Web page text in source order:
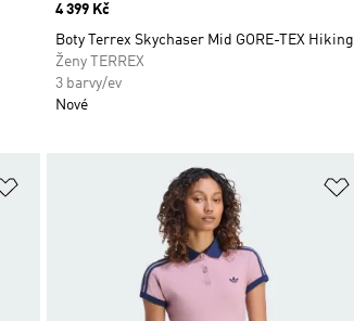
Price
4 399 Kč
Boty Terrex Skychaser Mid GORE-TEX Hiking
Ženy TERREX
3 barvy/ev
Nové
Přidat do seznamu přání